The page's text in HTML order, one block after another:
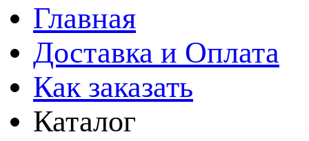
Главная
Доставка и Оплата
Как заказать
Каталог